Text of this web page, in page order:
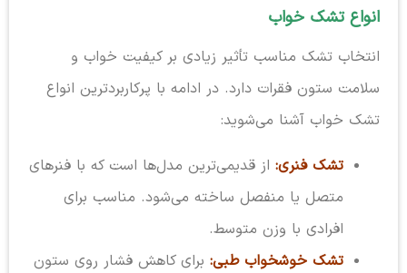
انواع تشک خواب
انتخاب تشک مناسب تأثیر زیادی بر کیفیت خواب و
سلامت ستون فقرات دارد. در ادامه با پرکاربردترین انواع
تشک خواب آشنا می‌شوید:
تشک فنری:از قدیمی‌ترین مدل‌ها است که با فنرهای
متصل یا منفصل ساخته می‌شود. مناسب برای
افرادی با وزن متوسط.
تشک خوشخواب طبی:برای کاهش فشار روی ستون